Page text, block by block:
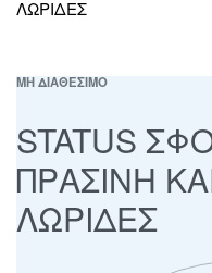
ΜΗ ΔΙΑΘΕΣΙΜΟ
STATUS
ΠΡΑΣΙΝΗ
ΛΩΡΙΔΕΣ